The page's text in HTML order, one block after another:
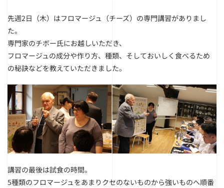
先週2日（木）はフロマージュ（チーズ）の専門講習がありまし
た。
専門家のチボー氏にお越しいただき、
フロマージュの成分や作り方、種類、そしておいしく食べるため
の秘訣などを教えていただきました。
講習の最後は試食の時間。
5種類のフロマージュをあまりクセのないものから強いものへ順番